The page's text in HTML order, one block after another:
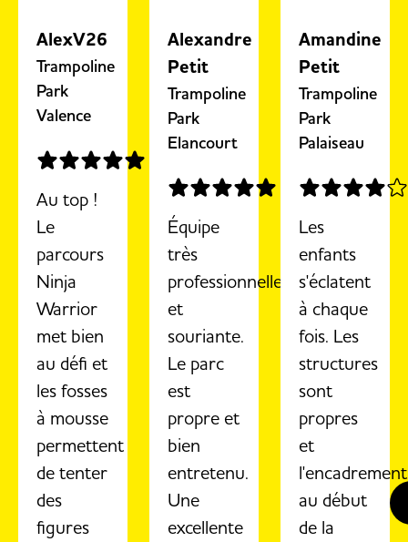
AlexV26
Trampoline
Park
Valence
Au top !
Le
parcours
Ninja
Warrior
met bien
au défi et
les fosses
à mousse
permettent
de tenter
des
figures
Alexandre
Petit
Trampoline
Park
Elancourt
Équipe
très
professionnelle
et
souriante.
Le parc
est
propre et
bien
entretenu.
Une
excellente
Amandine
Petit
Trampoline
Park
Palaiseau
Les
enfants
s'éclatent
à chaque
fois. Les
structures
sont
propres
et
l'encadrement
au début
de la